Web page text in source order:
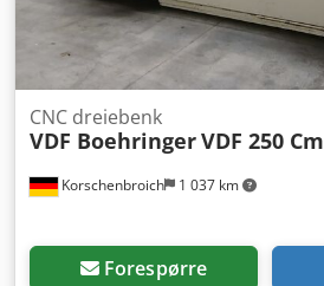
Korschenbroich 1 037 km
CNC dreiebenk
VDF BoehringerVDF 250 Cm
Forespørre